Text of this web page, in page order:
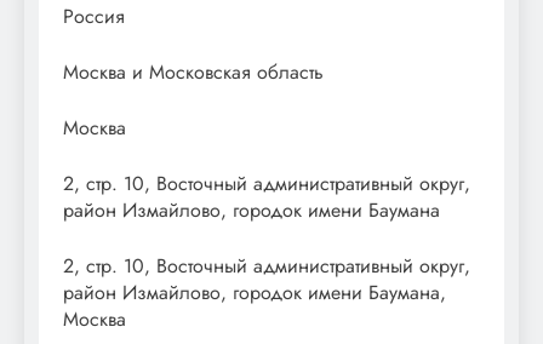
Россия
Москва и Московская область
Москва
2, стр. 10, Восточный административный округ,
район Измайлово, городок имени Баумана
2, стр. 10, Восточный административный округ,
район Измайлово, городок имени Баумана,
Москва